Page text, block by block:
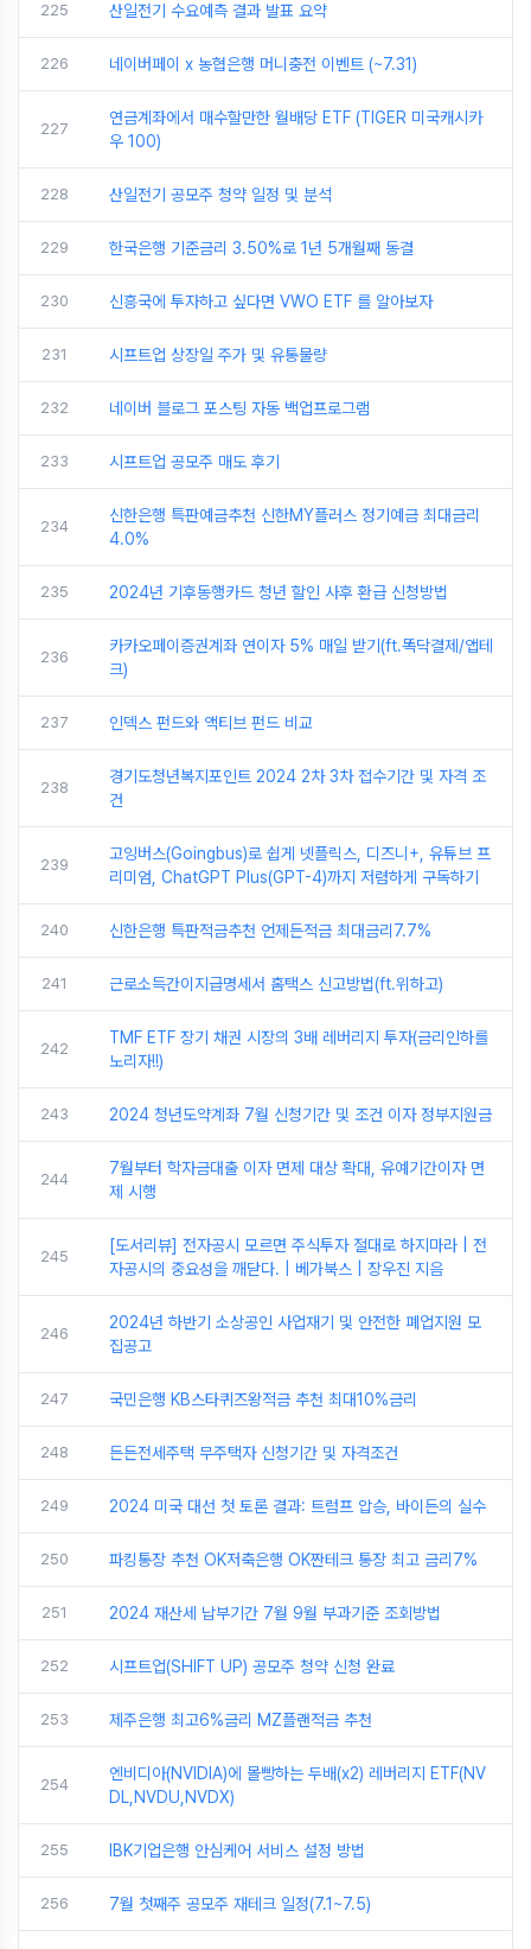
225 산일전기 수요예측 결과 발표 요약
226 네이버페이 x 농협은행 머니충전 이벤트 (~7.31)
227
연금계좌에서 매수할만한 월배당 ETF (TIGER 미국캐시카
우 100)
228 산일전기 공모주 청약 일정 및 분석
229 한국은행 기준금리 3.50%로 1년 5개월째 동결
230 신흥국에 투자하고 싶다면 VWO ETF 를 알아보자
231 시프트업 상장일 주가 및 유통물량
232 네이버 블로그 포스팅 자동 백업프로그램
233 시프트업 공모주 매도 후기
234
신한은행 특판예금추천 신한MY플러스 정기예금 최대금리
4.0%
235 2024년 기후동행카드 청년 할인 사후 환급 신청방법
236
카카오페이증권계좌 연이자 5% 매일 받기(ft.똑닥결제/앱테
크)
237 인덱스 펀드와 액티브 펀드 비교
238
경기도청년복지포인트 2024 2차 3차 접수기간 및 자격 조
건
239
고잉버스(Goingbus)로 쉽게 넷플릭스, 디즈니+, 유튜브 프
리미엄, ChatGPT Plus(GPT-4)까지 저렴하게 구독하기
240 신한은행 특판적금추천 언제든적금 최대금리7.7%
241 근로소득간이지급명세서 홈택스 신고방법(ft.위하고)
242
TMF ETF 장기 채권 시장의 3배 레버리지 투자(금리인하를
노리자!!)
243 2024 청년도약계좌 7월 신청기간 및 조건 이자 정부지원금
244
7월부터 학자금대출 이자 면제 대상 확대, 유예기간이자 면
제 시행
245
[도서리뷰] 전자공시 모르면 주식투자 절대로 하지마라 | 전
자공시의 중요성을 깨닫다. | 베가북스 | 장우진 지음
246
2024년 하반기 소상공인 사업재기 및 안전한 폐업지원 모
집공고
247 국민은행 KB스타퀴즈왕적금 추천 최대10%금리
248 든든전세주택 무주택자 신청기간 및 자격조건
249 2024 미국 대선 첫 토론 결과: 트럼프 압승, 바이든의 실수
250 파킹통장 추천 OK저축은행 OK짠테크 통장 최고 금리7%
251 2024 재산세 납부기간 7월 9월 부과기준 조회방법
252 시프트업(SHIFT UP) 공모주 청약 신청 완료
253 제주은행 최고6%금리 MZ플랜적금 추천
254
엔비디아(NVIDIA)에 몰빵하는 두배(x2) 레버리지 ETF(NV
DL,NVDU,NVDX)
255 IBK기업은행 안심케어 서비스 설정 방법
256 7월 첫째주 공모주 재테크 일정(7.1~7.5)